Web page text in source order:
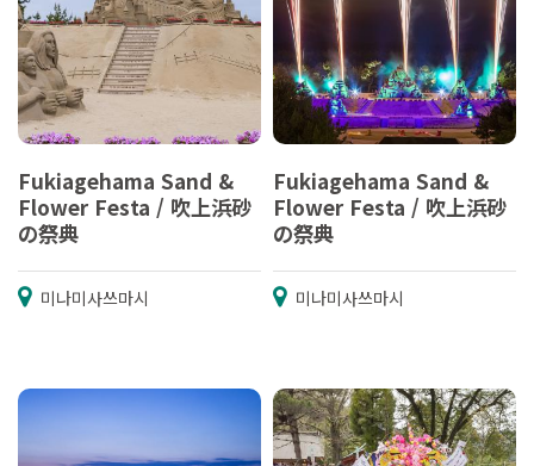
Fukiagehama Sand &
Flower Festa / 吹上浜砂
の祭典
미나미사쓰마시
Fukiagehama Sand &
Flower Festa / 吹上浜砂
の祭典
미나미사쓰마시